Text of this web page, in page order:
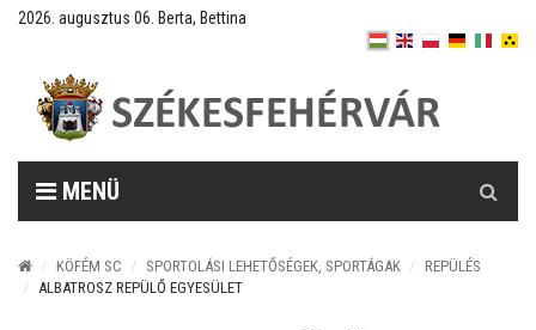
2026. augusztus 06. Berta, Bettina
MENÜ
KÖFÉM SC SPORTOLÁSI LEHETŐSÉGEK, SPORTÁGAK
REPÜLÉS
ALBATROSZ REPÜLŐ EGYESÜLET